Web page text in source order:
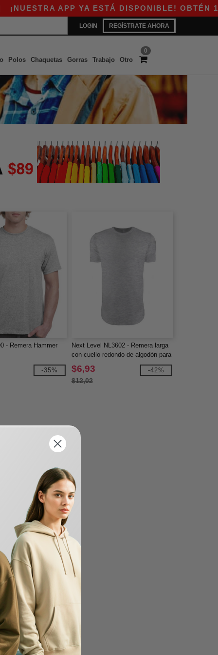
APP YA ESTÁ DISPONIBLE! OBTÉN 10$
LOGIN REGÍSTRATE AHORA
0
Polos Chaquetas Gorras Trabajo Otro
- Remera Hammer
-35%
Next Level NL3602 - Remera larga
con cuello redondo de algodón para
hombre
$6,93
$12,02
-42%